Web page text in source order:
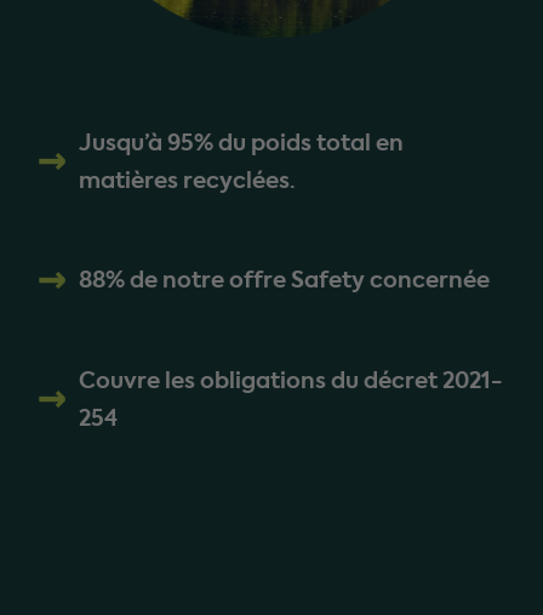
Jusqu’à 95% du poids total en
matières recyclées.
88% de notre offre Safety concernée
Couvre les obligations du décret 2021-
254